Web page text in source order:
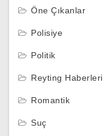
Öne Çıkanlar
Polisiye
Politik
Reyting Haberleri
Romantik
Suç